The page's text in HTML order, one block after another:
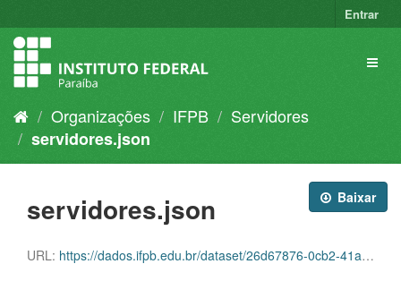
Entrar
Organizações IFPB
Servidores
servidores.json
Baixar
servidores.json
URL: https://dados.ifpb.edu.br/dataset/26d67876-0cb2-41a4-83ed-7bde06eb736c/resource/0d03ee6a-2af1-4dde-9b3d-90419c48fabe/download/servidores.json